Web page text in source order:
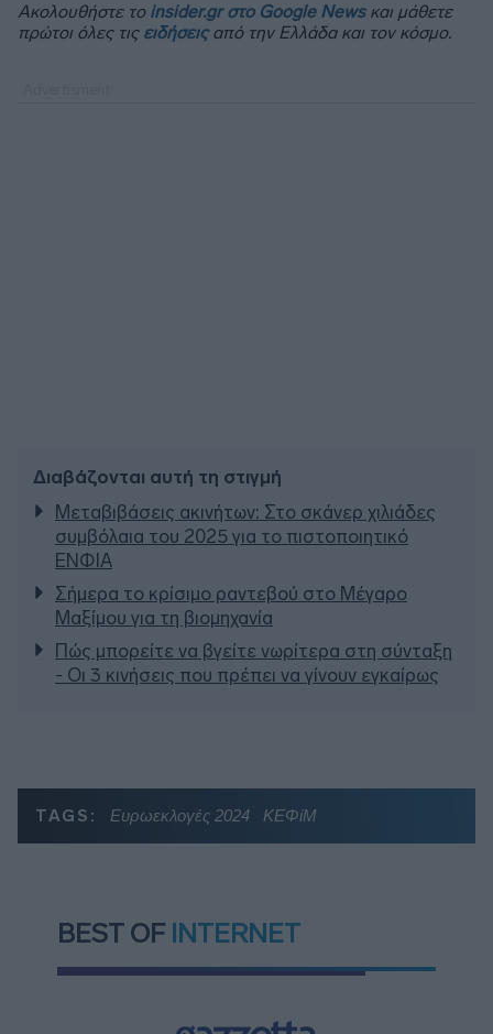
Ακολουθήστε το insider.gr στο Google Newsκαι μάθετε
πρώτοι όλες τις ειδήσειςαπό την Ελλάδα και τον κόσμο.
Διαβάζονται αυτή τη στιγμή
Μεταβιβάσεις ακινήτων: Στο σκάνερ χιλιάδες
συμβόλαια του 2025 για το πιστοποιητικό
ΕΝΦΙΑ
Σήμερα το κρίσιμο ραντεβού στο Μέγαρο
Μαξίμου για τη βιομηχανία
Πώς μπορείτε να βγείτε νωρίτερα στη σύνταξη
- Οι 3 κινήσεις που πρέπει να γίνουν εγκαίρως
TAGS: Ευρωεκλογές 2024 ΚΕΦίΜ
BEST OF INTERNET